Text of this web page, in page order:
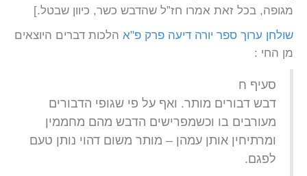
מגופה, בכל זאת אמרו חז”ל שהדבש כשר, כיוון שבטל.]
שולחן ערוך ספר יורה דיעה פרק פ"א הלכות דברים היוצאים
מן החי :
סעיף ח
דבש דבורים מותר. ואף על פי שגופי הדבורים
מעורבים בו וכשמפרישים הדבש מהם מחממין
ומרתיחין אותן עמהן – מותר משום דהוי נותן טעם
לפגם.